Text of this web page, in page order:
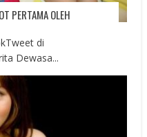
PERTAMA OLEH
di
Dewasa...